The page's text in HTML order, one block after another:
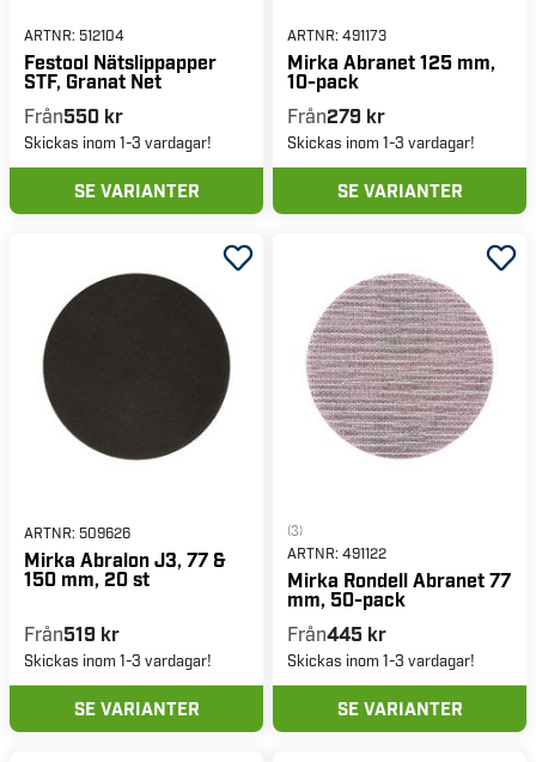
ARTNR: 512104
Festool Nätslippapper
STF, Granat Net
Från550 kr
Skickas inom 1-3 vardagar!
SE VARIANTER
ARTNR: 491173
Mirka Abranet 125 mm,
10-pack
Från279 kr
Skickas inom 1-3 vardagar!
SE VARIANTER
ARTNR: 509626
Mirka Abralon J3, 77 &
150 mm, 20 st
Från519 kr
Skickas inom 1-3 vardagar!
SE VARIANTER
(3)
ARTNR: 491122
Mirka Rondell Abranet 77
mm, 50-pack
Från445 kr
Skickas inom 1-3 vardagar!
SE VARIANTER